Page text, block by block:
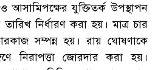
যুক্তিতর্ক উপস্থাপন
নির্ধারণ করা হয়। মাত্র চার
সম্পন্ন হয়। রায় ঘোষণাকে
নিরাপত্তা জোরদার করা হয়।